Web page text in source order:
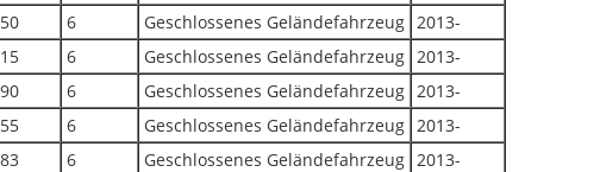
6 Geschlossenes Geländefahrzeug 2013-
6 Geschlossenes Geländefahrzeug 2013-
6 Geschlossenes Geländefahrzeug 2013-
6 Geschlossenes Geländefahrzeug 2013-
6 Geschlossenes Geländefahrzeug 2013-